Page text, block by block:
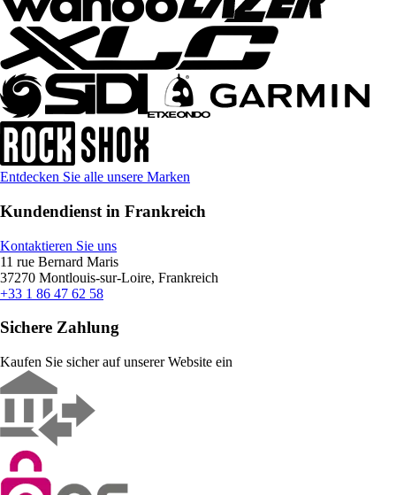
Entdecken Sie alle unsere Marken
Kundendienst in Frankreich
Kontaktieren Sie uns
11 rue Bernard Maris
37270 Montlouis-sur-Loire, Frankreich
+33 1 86 47 62 58
Sichere Zahlung
Kaufen Sie sicher auf unserer Website ein